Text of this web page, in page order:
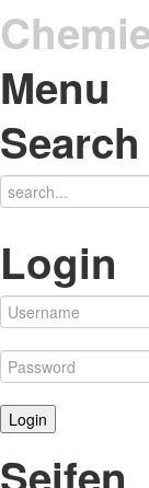
Menu
Search
Login